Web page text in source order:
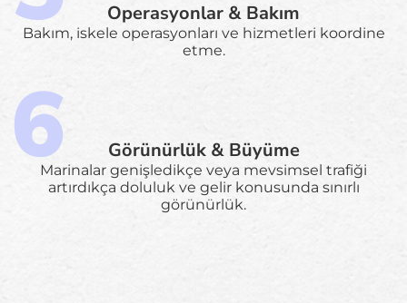
Operasyonlar & Bakım
Bakım, iskele operasyonları ve hizmetleri koordine
etme.
Görünürlük & Büyüme
Marinalar genişledikçe veya mevsimsel trafiği
artırdıkça doluluk ve gelir konusunda sınırlı
görünürlük.